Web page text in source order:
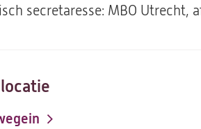
secretaresse: MBO Utrecht,